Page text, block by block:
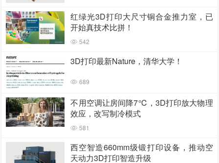
红绿光3D打印大尺寸铜合金推力室，已
开始真技术比拼！
542
3D打印最新Nature，清华大学！
689
不用空调让房间降7℃，3D打印放大物理
效应，改写制冷模式
581
西空智造660mm级锻打印设备，推动空
天动力3D打印智造升级